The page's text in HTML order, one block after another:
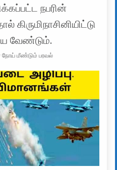
நபரின்
வேண்டும்.
நோய் மீண்டும் பரவல்